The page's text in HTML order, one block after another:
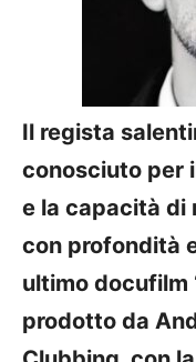
Il regista
conosciuto per
e la capacità di
con profondità
ultimo docufilm
prodotto da